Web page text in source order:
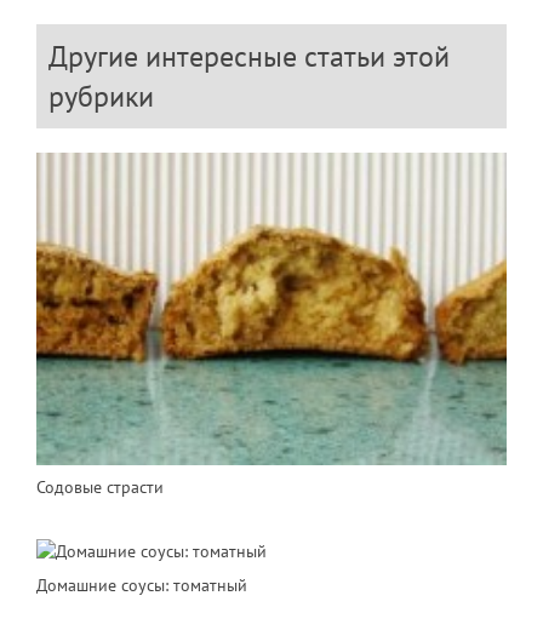
Другие интересные статьи этой
рубрики
Содовые страсти
Домашние соусы: томатный